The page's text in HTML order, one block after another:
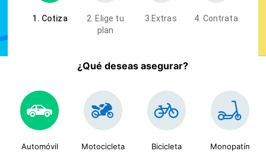
1. Cotiza
2. Elige tu
plan
3.Extras 4. Contrata
¿Qué deseas asegurar?
Automóvil Motocicleta Bicicleta Monopatín